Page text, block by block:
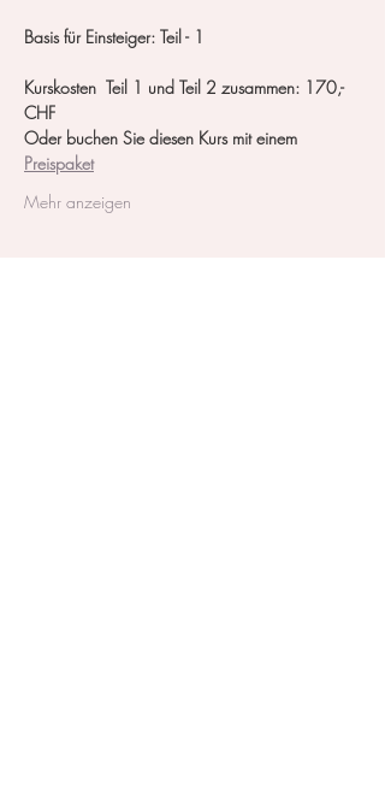
Basis für Einsteiger: Teil - 1
Kurskosten  Teil 1 und Teil 2 zusammen: 170,-
CHF
Oder buchen Sie diesen Kurs mit einem
Preispaket
Mehr anzeigen